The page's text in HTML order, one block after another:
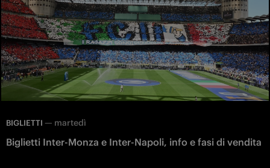
BIGLIETTI — martedì
Biglietti Inter-Monza e Inter-Napoli, info e fasi di vendita